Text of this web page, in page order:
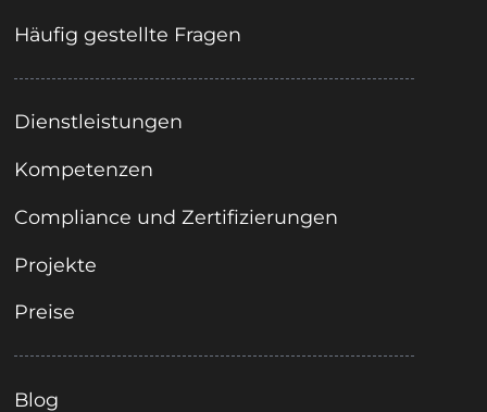
Häufig gestellte Fragen
Dienstleistungen
Kompetenzen
Compliance und Zertifizierungen
Projekte
Preise
Blog